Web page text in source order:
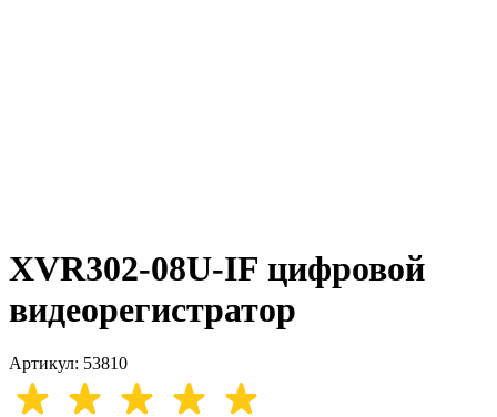
XVR302-08U-IF цифровой
видеорегистратор
Артикул: 53810